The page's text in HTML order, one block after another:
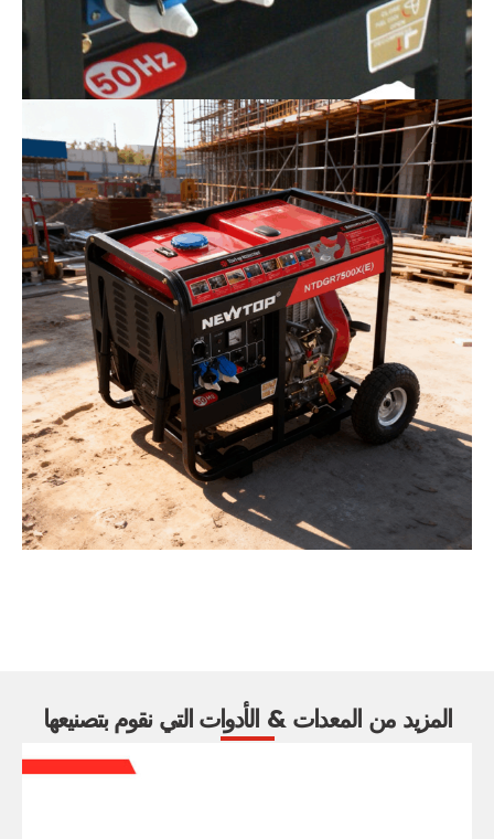
المزيد من المعدات & الأدوات التي نقوم بتصنيعها